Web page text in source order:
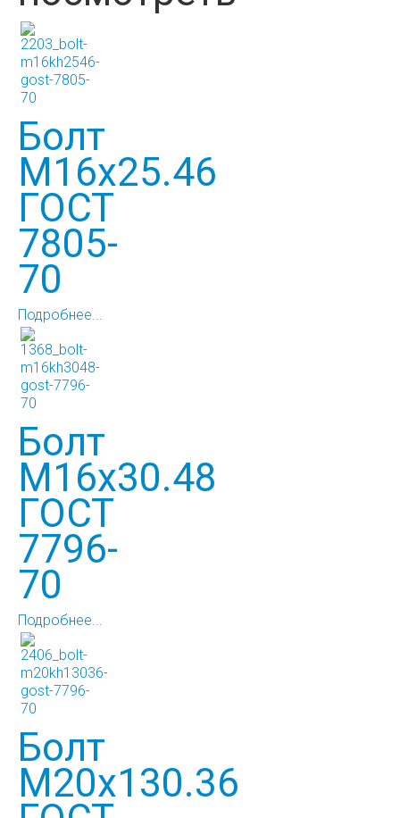
Болт
М16х25.46
ГОСТ
7805-
70
Подробнее...
Болт
М16х30.48
ГОСТ
7796-
70
Подробнее...
Болт
М20х130.36